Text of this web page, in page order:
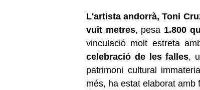
L'artista andorrà, Toni
vuit metres, pesa 1.800
vinculació molt estreta
celebració de les falles,
patrimoni cultural
més, ha estat elaborat amb